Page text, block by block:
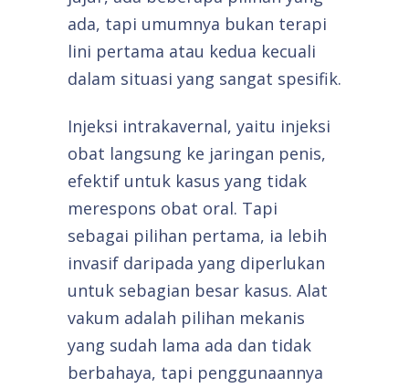
ada, tapi umumnya bukan terapi
lini pertama atau kedua kecuali
dalam situasi yang sangat spesifik.
Injeksi intrakavernal, yaitu injeksi
obat langsung ke jaringan penis,
efektif untuk kasus yang tidak
merespons obat oral. Tapi
sebagai pilihan pertama, ia lebih
invasif daripada yang diperlukan
untuk sebagian besar kasus. Alat
vakum adalah pilihan mekanis
yang sudah lama ada dan tidak
berbahaya, tapi penggunaannya